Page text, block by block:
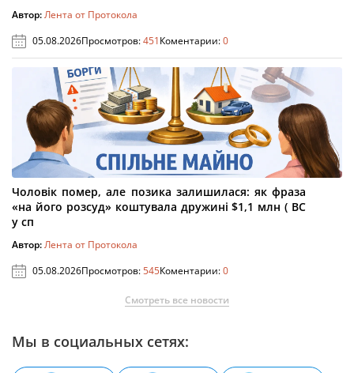
Автор:Лента от Протокола
05.08.2026Просмотров:451Коментарии:0
Чоловік помер, але позика залишилася: як фраза
«на його розсуд» коштувала дружині $1,1 млн ( ВС
у сп
Автор:Лента от Протокола
05.08.2026Просмотров:545Коментарии:0
Смотреть все новости
Мы в социальных сетях: